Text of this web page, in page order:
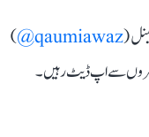
(
qaumiawaz@
)
خبروں سے اپ ڈیٹ رہیں۔